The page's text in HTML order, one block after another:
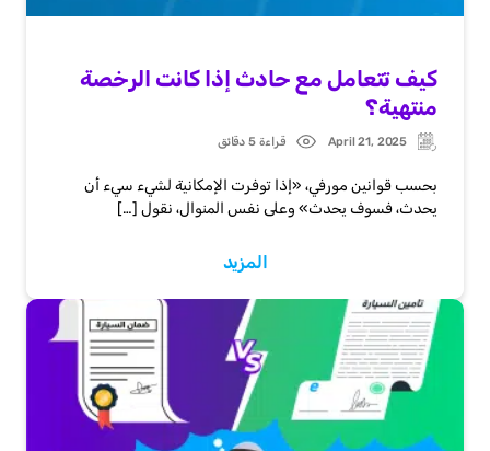
كيف تتعامل مع حادث إذا كانت الرخصة
منتهية؟
Updated:
April 21, 2025
Postقراءة 5 دقائق
بحسب قوانين مورفي، «إذا توفرت الإمكانية لشيء سيء أن
يحدث، فسوف يحدث» وعلى نفس المنوال، نقول […]
المزيد